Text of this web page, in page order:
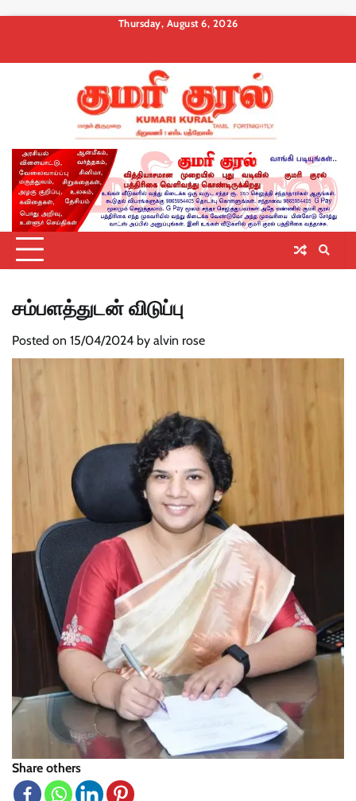
content
Thursday, August 6, 2026
Policy
Conditions
CheckoutCancel
சம்பளத்துடன் விடுப்பு
Posted on 15/04/2024 by alvin rose
Share others